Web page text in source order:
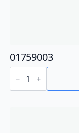
01759003
01759003
adet